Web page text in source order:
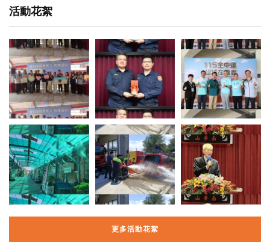
活動花絮
更多活動花絮